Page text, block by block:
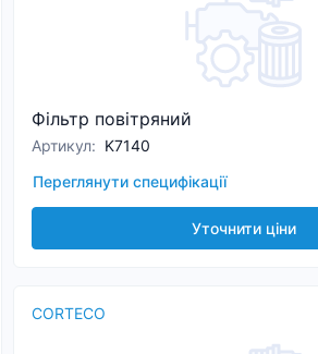
Фільтр повітряний
Артикул: K7140
Переглянути специфікації
Уточнити ціни
CORTECO